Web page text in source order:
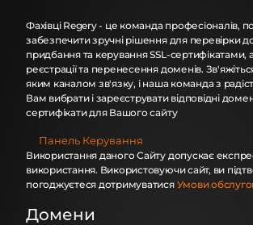
Фахівці Regery - це команда професіоналів,
забезпечити зручні рішення для перевірки
придбання та керування SSL-сертифікатами,
реєстрації та перенесення доменів.
яким каналом зв'язку, і наша команда з
Вам вибрати і зареєструвати відповідні
сертифікати для Вашого сайту
Панель Керування
Використання даного Сайту допускає
використання. Використовуючи сайт, ви
погоджуєтеся дотримуватися Умови
Домени